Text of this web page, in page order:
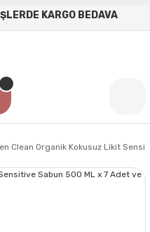
KARGO BEDAVA
Clean Organik Kokusuz Likit